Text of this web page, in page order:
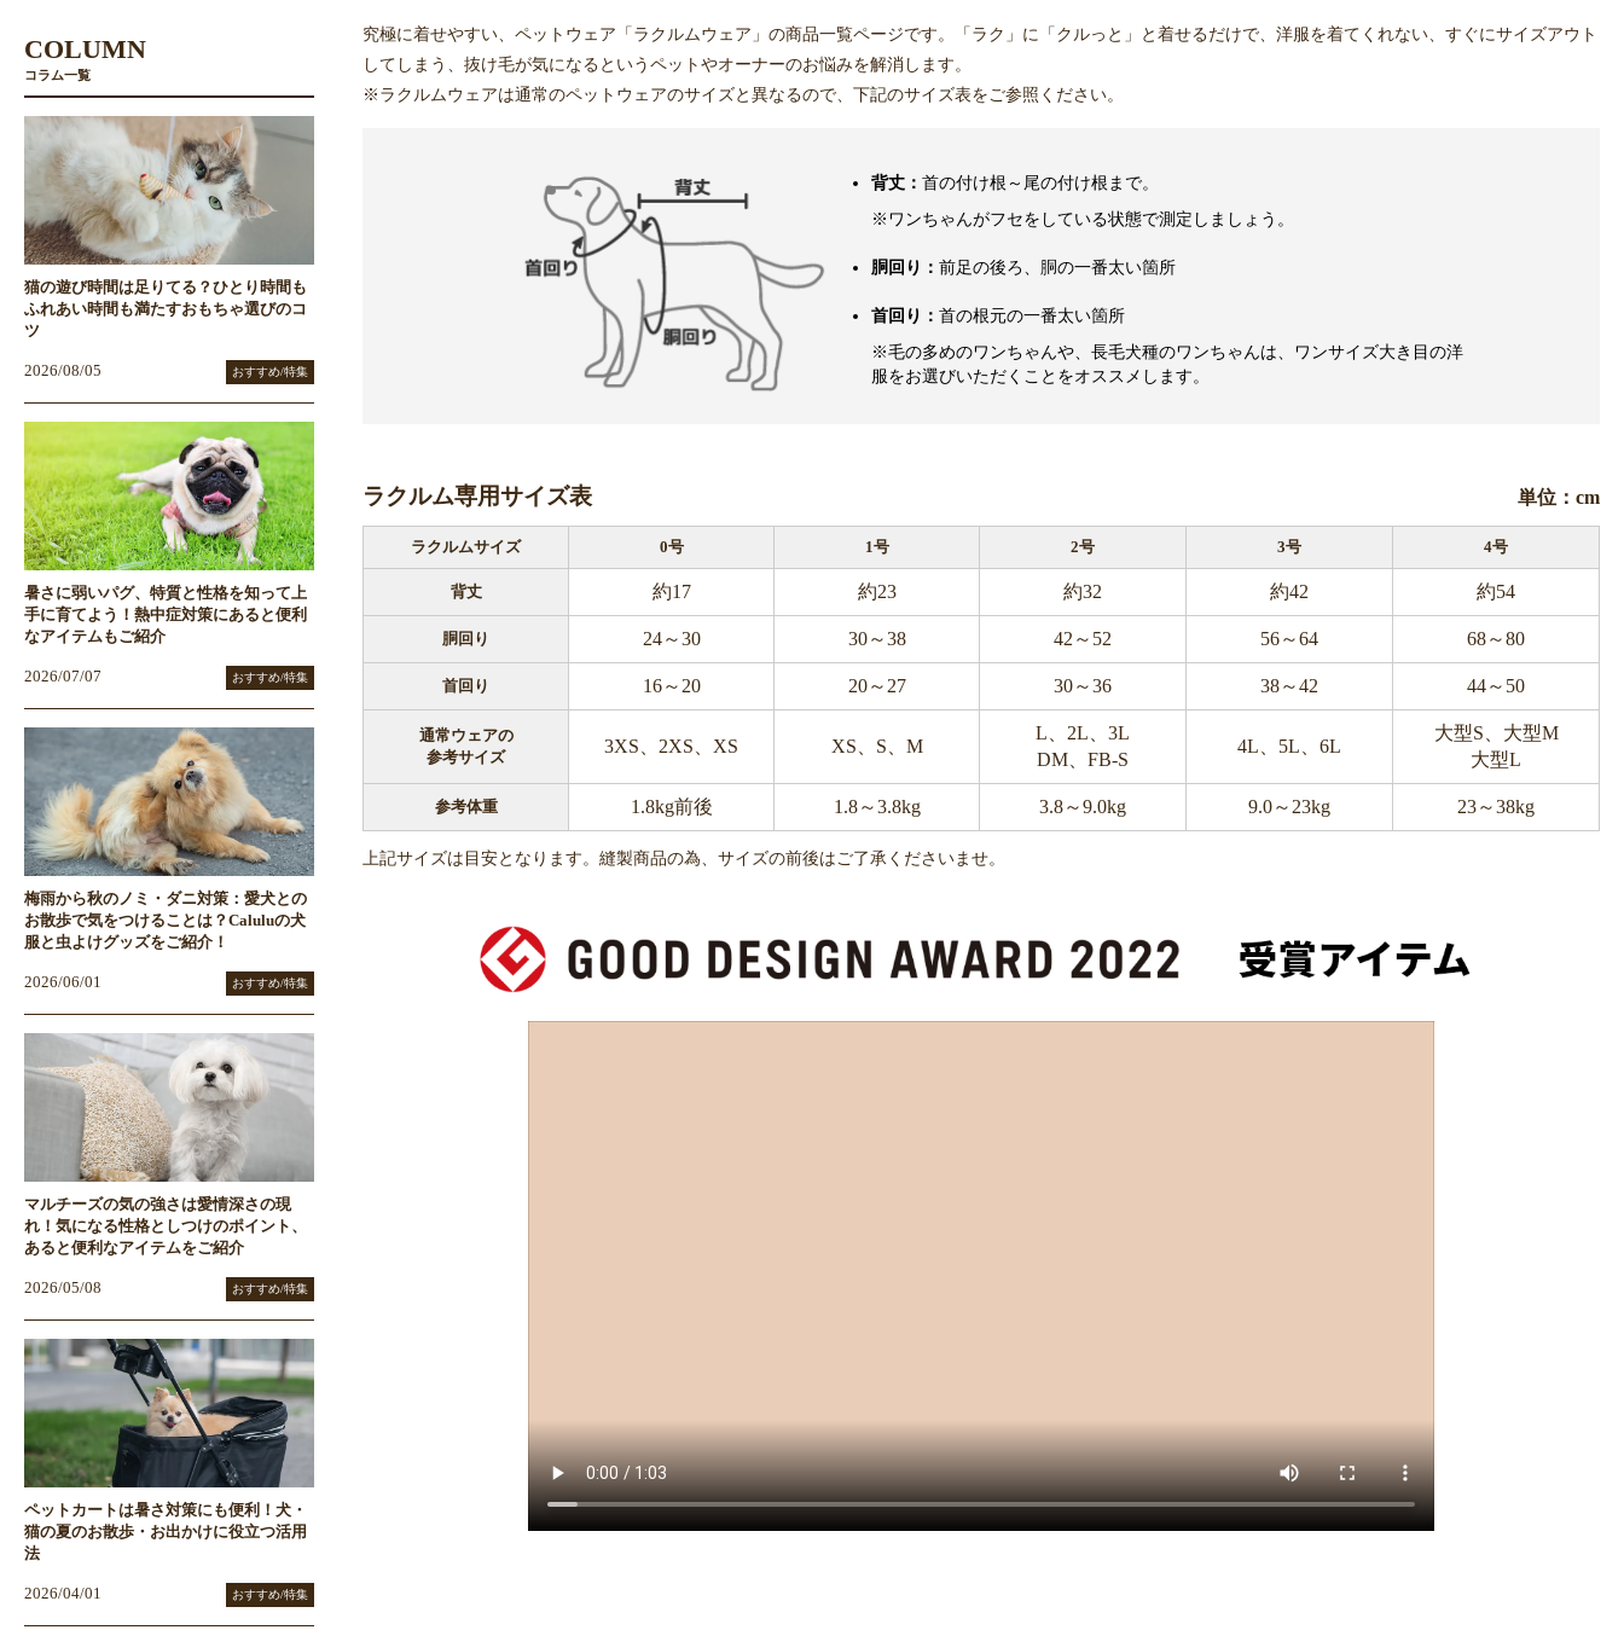
究極に着せやすい、ペットウェア「ラクルムウェア」の商品一覧ページです。「ラク」に「クルっと」と着せるだけで、洋服を着てくれない、すぐにサイズアウト
してしまう、抜け毛が気になるというペットやオーナーのお悩みを解消します。
※ラクルムウェアは通常のペットウェアのサイズと異なるので、下記のサイズ表をご参照ください。
背丈： 首の付け根～尾の付け根まで。
※ワンちゃんがフセをしている状態で測定しましょう。
胴回り： 前足の後ろ、胴の一番太い箇所
首回り： 首の根元の一番太い箇所
※毛の多めのワンちゃんや、長毛犬種のワンちゃんは、ワンサイズ大き目の洋
服をお選びいただくことをオススメします。
ラクルム専用サイズ表 単位：cm
ラクルムサイズ 0号 1号 2号 3号 4号
背丈 約17 約23 約32 約42 約54
胴回り 24～30 30～38 42～52 56～64 68～80
首回り 16～20 20～27 30～36 38～42 44～50
通常ウェアの
参考サイズ
3XS、2XS、XS XS、S、M
L、2L、3L
DM、FB-S
4L、5L、6L
大型S、大型M
大型L
参考体重 1.8kg前後 1.8～3.8kg 3.8～9.0kg 9.0～23kg 23～38kg
上記サイズは目安となります。縫製商品の為、サイズの前後はご了承くださいませ。
お買い物を続ける カートへ進む
COLUMN
コラム一覧
猫の遊び時間は足りてる？ひとり時間も
ふれあい時間も満たすおもちゃ選びのコ
ツ
2026/08/05 おすすめ/特集
暑さに弱いパグ、特質と性格を知って上
手に育てよう！熱中症対策にあると便利
なアイテムもご紹介
2026/07/07 おすすめ/特集
梅雨から秋のノミ・ダニ対策：愛犬との
お散歩で気をつけることは？Caluluの犬
服と虫よけグッズをご紹介！
2026/06/01 おすすめ/特集
マルチーズの気の強さは愛情深さの現
れ！気になる性格としつけのポイント、
あると便利なアイテムをご紹介
2026/05/08 おすすめ/特集
ペットカートは暑さ対策にも便利！犬・
猫の夏のお散歩・お出かけに役立つ活用
法
2026/04/01 おすすめ/特集